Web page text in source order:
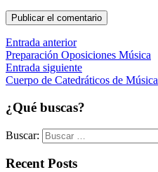
Publicar el comentario
Entrada anterior
Preparación Oposiciones Música
Entrada siguiente
Cuerpo de Catedráticos de Música
¿Qué buscas?
Buscar:
Recent Posts